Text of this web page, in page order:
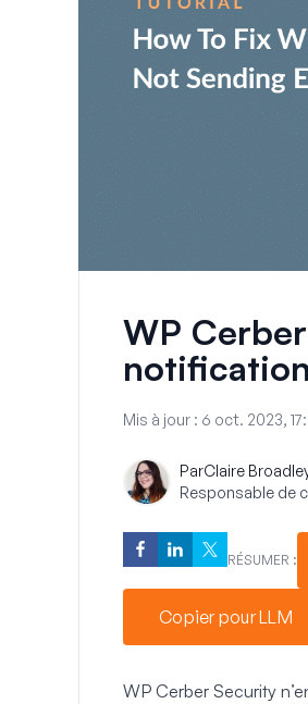
WP
Mis à jour : 6 oct. 2023,
ParClaire
Responsable de
RÉSUMER :
Copier pour LLM
WP Cerber Security